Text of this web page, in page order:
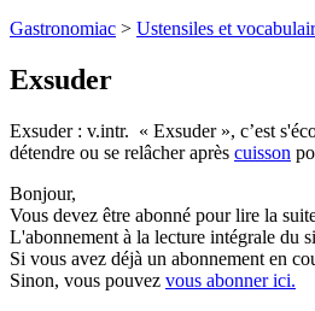
Gastronomiac > Ustensiles et
Exsuder
Exsuder : v.intr. « Exsuder », c’est
détendre ou se relâcher après cuisson
Bonjour,
Vous devez être abonné pour lire la
L'abonnement à la lecture intégrale du
Si vous avez déjà un abonnement en
Sinon, vous pouvez vous abonner ici.